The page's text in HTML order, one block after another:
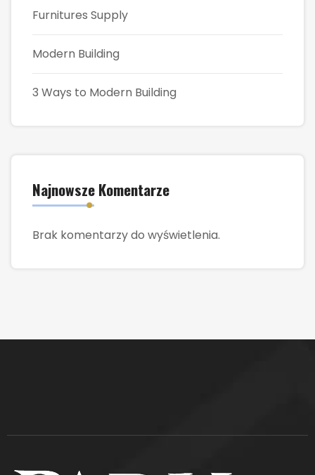
Furnitures Supply
Modern Building
3 Ways to Modern Building
Najnowsze Komentarze
Brak komentarzy do wyświetlenia.